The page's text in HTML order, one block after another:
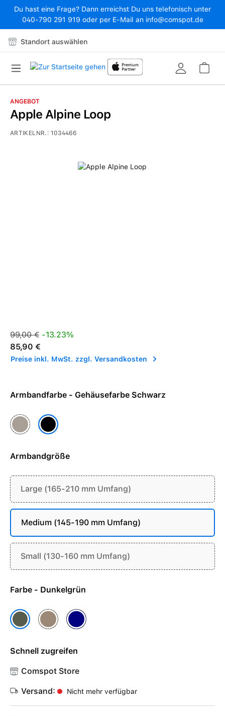
Zum Hauptinhalt springen
Du hast eine Frage? Dann erreichst Du uns telefonisch unter
040-790 291 919 oder per E-Mail an info@comspot.de
Standort auswählen
Bildergalerie überspringen
ANGEBOT
Apple Alpine Loop
ARTIKELNR.:1034466
Verkaufspreis:
Regulärer Preis:
99,00 € -13.23%
85,90 €
Preise inkl. MwSt. zzgl. Versandkosten
Armbandfarbe - Gehäusefarbe Schwarz
Gehäusefarbe Natur
Gehäusefarbe Schwarz
Armbandgröße
Large (165-210 mm Umfang)
Medium (145-190 mm Umfang)
Small (130-160 mm Umfang)
Farbe - Dunkelgrün
Dunkelgrün
Mandel Marine
Schnell zugreifen
Comspot Store
Versand: Nicht mehr verfügbar